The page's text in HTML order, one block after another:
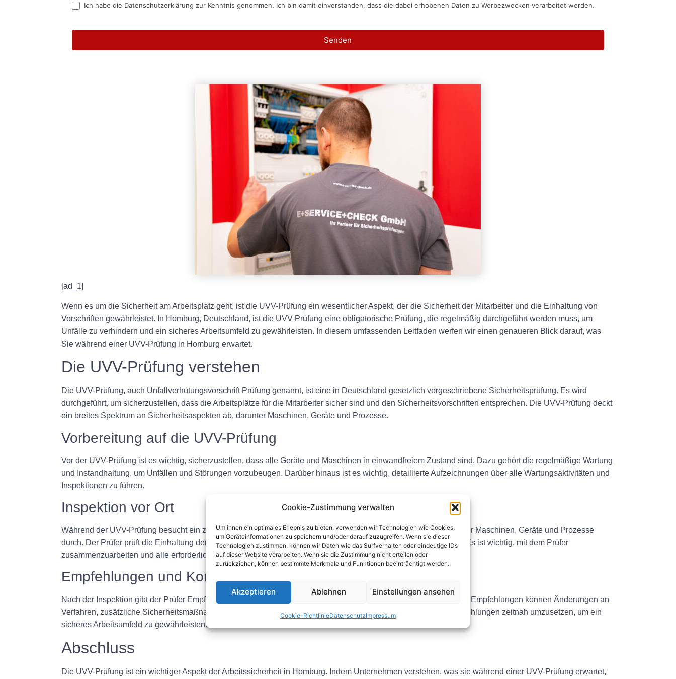
Cookie-Zustimmung verwalten
Um ihnen ein optimales Erlebnis zu bieten, verwenden wir Technologien wie Cookies,
um Geräteinformationen zu speichern und/oder darauf zuzugreifen. Wenn sie dieser
Technologien zustimmen, können wir Daten wie das Surfverhalten oder eindeutige IDs
auf dieser Website verarbeiten. Wenn sie die Zustimmung nicht erteilen oder
zurückziehen, können bestimmte Merkmale und Funktionen beeinträchtigt werden.
Akzeptieren Ablehnen Einstellungen ansehen
Cookie-RichtlinieDatenschutzImpressum
Ich habe die Datenschutzerklärung zur Kenntnis genommen. Ich bin damit einverstanden, dass die dabei erhobenen Daten zu Werbezwecken verarbeitet werden.
Senden
[ad_1]
Wenn es um die Sicherheit am Arbeitsplatz geht, ist die UVV-Prüfung ein wesentlicher Aspekt, der die Sicherheit der Mitarbeiter und die Einhaltung von
Vorschriften gewährleistet. In Homburg, Deutschland, ist die UVV-Prüfung eine obligatorische Prüfung, die regelmäßig durchgeführt werden muss, um
Unfälle zu verhindern und ein sicheres Arbeitsumfeld zu gewährleisten. In diesem umfassenden Leitfaden werfen wir einen genaueren Blick darauf, was
Sie während einer UVV-Prüfung in Homburg erwartet.
Die UVV-Prüfung verstehen
Die UVV-Prüfung, auch Unfallverhütungsvorschrift Prüfung genannt, ist eine in Deutschland gesetzlich vorgeschriebene Sicherheitsprüfung. Es wird
durchgeführt, um sicherzustellen, dass die Arbeitsplätze für die Mitarbeiter sicher sind und den Sicherheitsvorschriften entsprechen. Die UVV-Prüfung deckt
ein breites Spektrum an Sicherheitsaspekten ab, darunter Maschinen, Geräte und Prozesse.
Vorbereitung auf die UVV-Prüfung
Vor der UVV-Prüfung ist es wichtig, sicherzustellen, dass alle Geräte und Maschinen in einwandfreiem Zustand sind. Dazu gehört die regelmäßige Wartung
und Instandhaltung, um Unfällen und Störungen vorzubeugen. Darüber hinaus ist es wichtig, detaillierte Aufzeichnungen über alle Wartungsaktivitäten und
Inspektionen zu führen.
Inspektion vor Ort
Während der UVV-Prüfung besucht ein zertifizierter Prüfer den Arbeitsplatz und führt eine gründliche Inspektion aller Maschinen, Geräte und Prozesse
durch. Der Prüfer prüft die Einhaltung der Sicherheitsvorschriften und identifiziert mögliche Gefahren und Risiken. Es ist wichtig, mit dem Prüfer
zusammenzuarbeiten und alle erforderlichen Unterlagen oder Informationen bereitzustellen.
Empfehlungen und Korrekturmaßnahmen
Nach der Inspektion gibt der Prüfer Empfehlungen zur Verbesserung der Sicherheit und zur Unfallverhütung. Diese Empfehlungen können Änderungen an
Verfahren, zusätzliche Sicherheitsmaßnahmen oder Reparaturen an Geräten umfassen. Es ist wichtig, diese Empfehlungen zeitnah umzusetzen, um ein
sicheres Arbeitsumfeld zu gewährleisten.
Abschluss
Die UVV-Prüfung ist ein wichtiger Aspekt der Arbeitssicherheit in Homburg. Indem Unternehmen verstehen, was sie während einer UVV-Prüfung erwartet,